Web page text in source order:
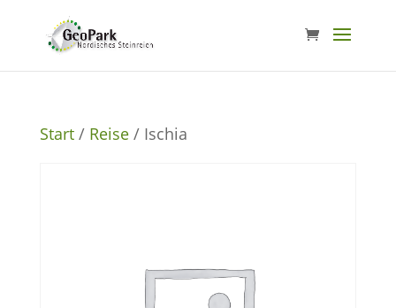
Start/ Reise/ Ischia